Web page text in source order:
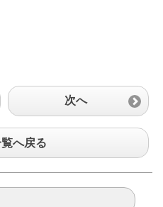
次へ
へ戻る